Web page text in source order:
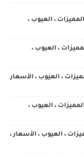
( المميزات ، العيوب ،
( المميزات ، العيوب ،
( المميزات ، العيوب ، الأسعار
( المميزات ، العيوب ،
المميزات ، العيوب ، الأسعار ،